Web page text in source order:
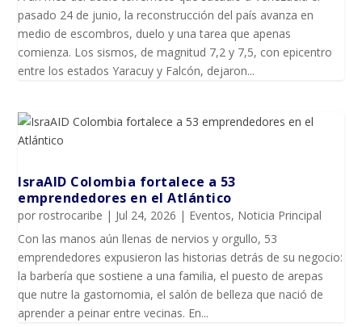
pasado 24 de junio, la reconstrucción del país avanza en
medio de escombros, duelo y una tarea que apenas
comienza. Los sismos, de magnitud 7,2 y 7,5, con epicentro
entre los estados Yaracuy y Falcón, dejaron...
IsraAID Colombia fortalece a 53
emprendedores en el Atlántico
porrostrocaribe | Jul 24, 2026 | Eventos, Noticia Principal
Con las manos aún llenas de nervios y orgullo, 53
emprendedores expusieron las historias detrás de su negocio:
la barbería que sostiene a una familia, el puesto de arepas
que nutre la gastornomia, el salón de belleza que nació de
aprender a peinar entre vecinas. En...